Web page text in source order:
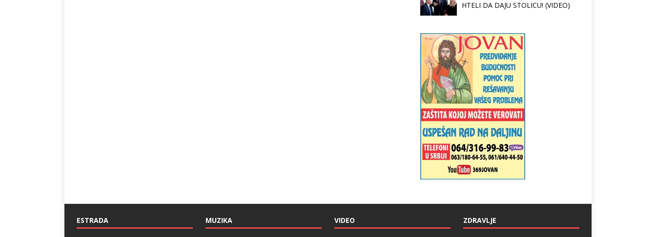
HTELI DA DAJU STOLICU! (VIDEO)
ESTRADA MUZIKA VIDEO ZDRAVLJE